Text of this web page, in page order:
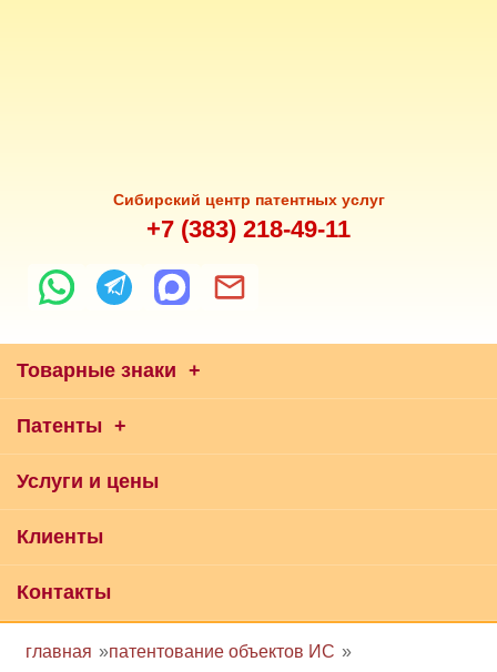
Сибирский центр патентных услуг
+7 (383) 218-49-11
Товарные знаки +
Патенты +
Услуги и цены
Клиенты
Контакты
главная
патентование объектов ИС